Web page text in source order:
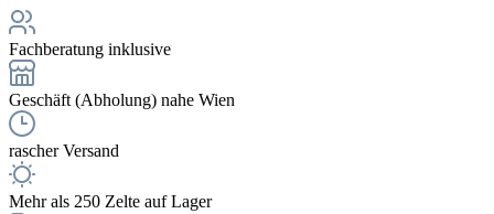
Fachberatung inklusive
Geschäft (Abholung) nahe Wien
rascher Versand
Mehr als 250 Zelte auf Lager